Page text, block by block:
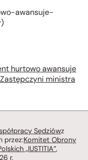
awansuje-
hurtowo awansuje
ministra
Sędziówz
przez:Komitet Obrony
„IUSTITIA”,
r.